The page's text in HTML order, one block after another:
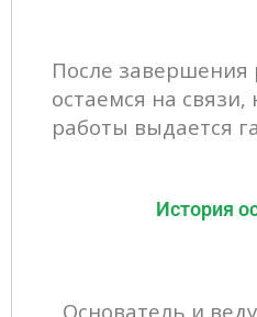
После завершения
остаемся на
работы выдается
История
Основатель и